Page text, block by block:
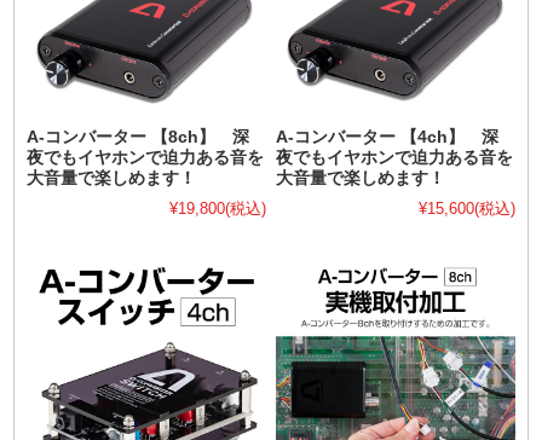
A-コンバーター 【8ch】 深
夜でもイヤホンで迫力ある音を
大音量で楽しめます！
¥19,800(税込)
A-コンバーター 【4ch】 深
夜でもイヤホンで迫力ある音を
大音量で楽しめます！
¥15,600(税込)